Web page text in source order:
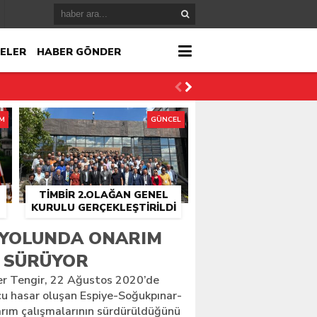
HABER GÖNDER
TİMBİR 2.OLAĞAN GENEL
KURULU GERÇEKLEŞTIRILDI
GÜNCEL
ONARIM
Tengir, 22 Ağustos 2020’de
hasar oluşan Espiye-Soğukpınar-
çalışmalarının sürdürüldüğünü